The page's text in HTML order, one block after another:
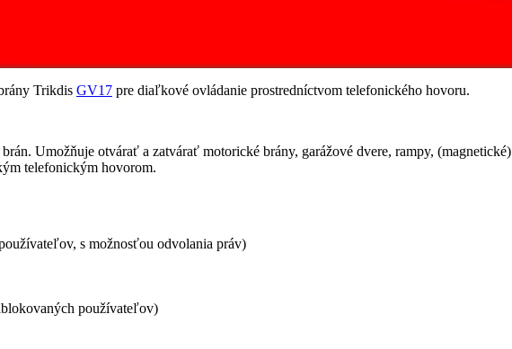
Trikdis GV17 pre diaľkové ovládanie prostredníctvom telefonického hovoru.
Umožňuje otvárať a zatvárať motorické brány, garážové dvere, rampy,
telefonickým hovorom.
s možnosťou odvolania práv)
používateľov)